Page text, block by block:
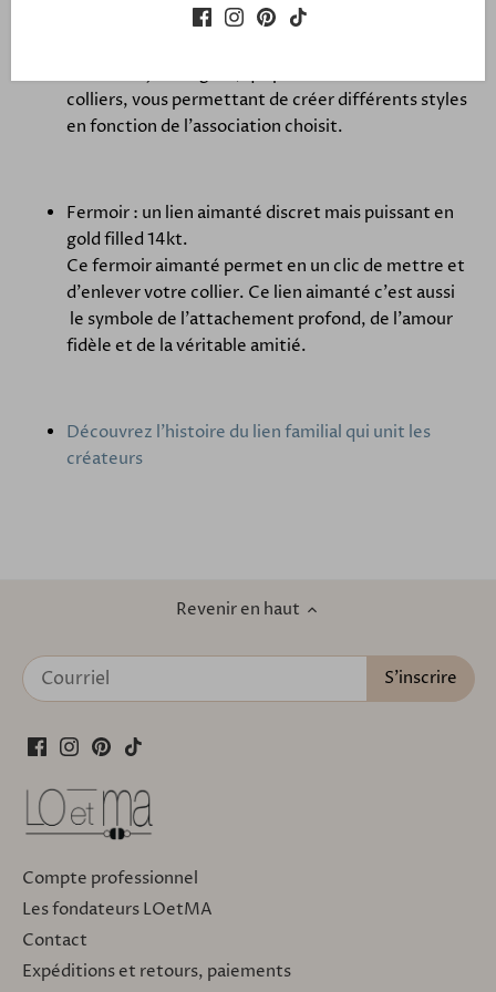
colliers, vous permettant de créer différents styles
en fonction de l'association choisit.
Fermoir : un lien aimanté discret mais puissant en
gold filled 14kt.
Ce fermoir aimanté permet en un clic de mettre et
d'enlever votre collier. Ce lien aimanté c'est aussi
le symbole de l'attachement profond, de l'amour
fidèle et de la véritable amitié.
Découvrez l'histoire du lien familial qui unit les
créateurs
Revenir en haut
Compte professionnel
Les fondateurs LOetMA
Contact
Expéditions et retours, paiements